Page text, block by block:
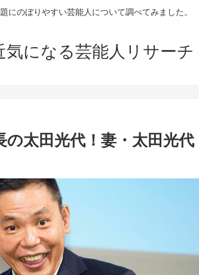
にのぼりやすい芸能人について調べてみました。
気になる芸能人リサーチ
太田光代！妻・太田光代